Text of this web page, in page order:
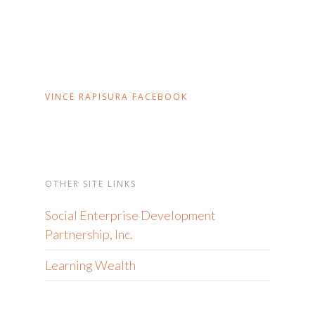
VINCE RAPISURA FACEBOOK
OTHER SITE LINKS
Social Enterprise Development
Partnership, Inc.
Learning Wealth